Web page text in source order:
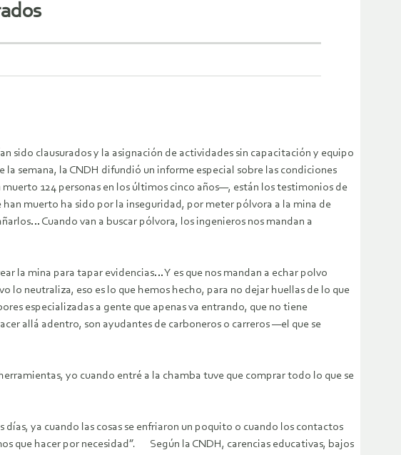
sido clausurados y la asignación de actividades sin capacitación y equipo
semana, la CNDH difundió un informe especial sobre las condiciones
124 personas en los últimos cinco años—, están los testimonios de
muerto ha sido por la inseguridad, por meter pólvora a la mina de
Cuando van a buscar pólvora, los ingenieros nos mandan a
la mina para tapar evidencias… Y es que nos mandan a echar polvo
neutraliza, eso es lo que hemos hecho, para no dejar huellas de lo que
especializadas a gente que apenas va entrando, que no tiene
allá adentro, son ayudantes de carboneros o carreros —el que se
yo cuando entré a la chamba tuve que comprar todo lo que se
ya cuando las cosas se enfriaron un poquito o cuando los contactos
que hacer por necesidad”. Según la CNDH, carencias educativas, bajos